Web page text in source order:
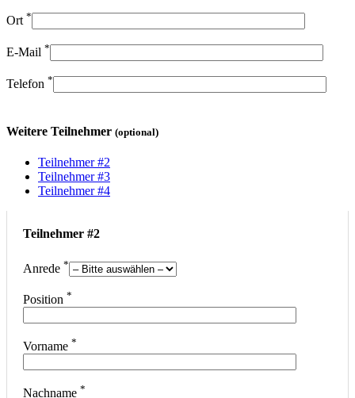
Ort *
E-Mail *
Telefon *
Weitere Teilnehmer (optional)
Teilnehmer #2
Teilnehmer #3
Teilnehmer #4
Teilnehmer #2
Anrede *
Position *
Vorname *
Nachname *